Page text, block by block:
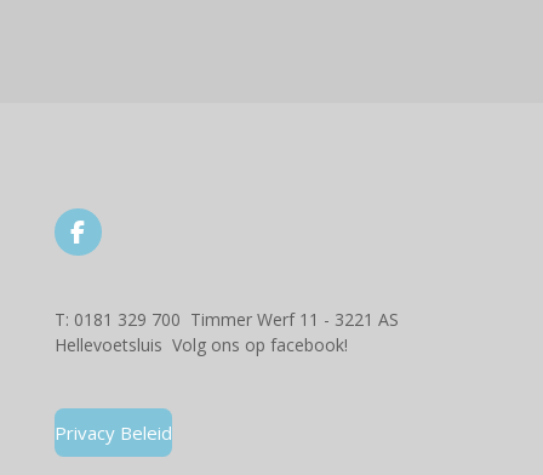
F
a
b
o
T: 0181 329 700 Timmer Werf 11 - 3221 AS
Hellevoetsluis Volg ons op facebook!
Privacy Beleid